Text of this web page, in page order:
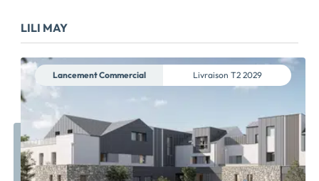
LILI MAY
Lancement Commercial Livraison T2 2029